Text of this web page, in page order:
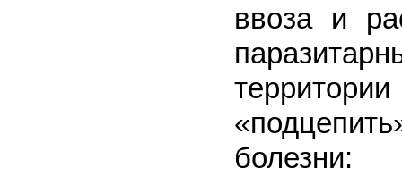
ввоза и
болезни: